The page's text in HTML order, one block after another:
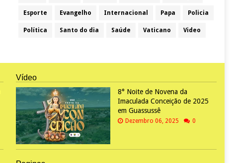
Esporte Evangelho Internacional Papa Policia
Política Santo do dia Saúde Vaticano Video
Vídeo
8° Noite de Novena da
Imaculada Conceição de 2025
em Guassussê
Dezembro 06, 2025 0